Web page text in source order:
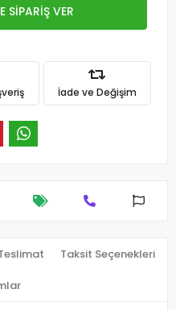
SİPARİŞ VER
İade ve Değişim
Taksit Seçenekleri